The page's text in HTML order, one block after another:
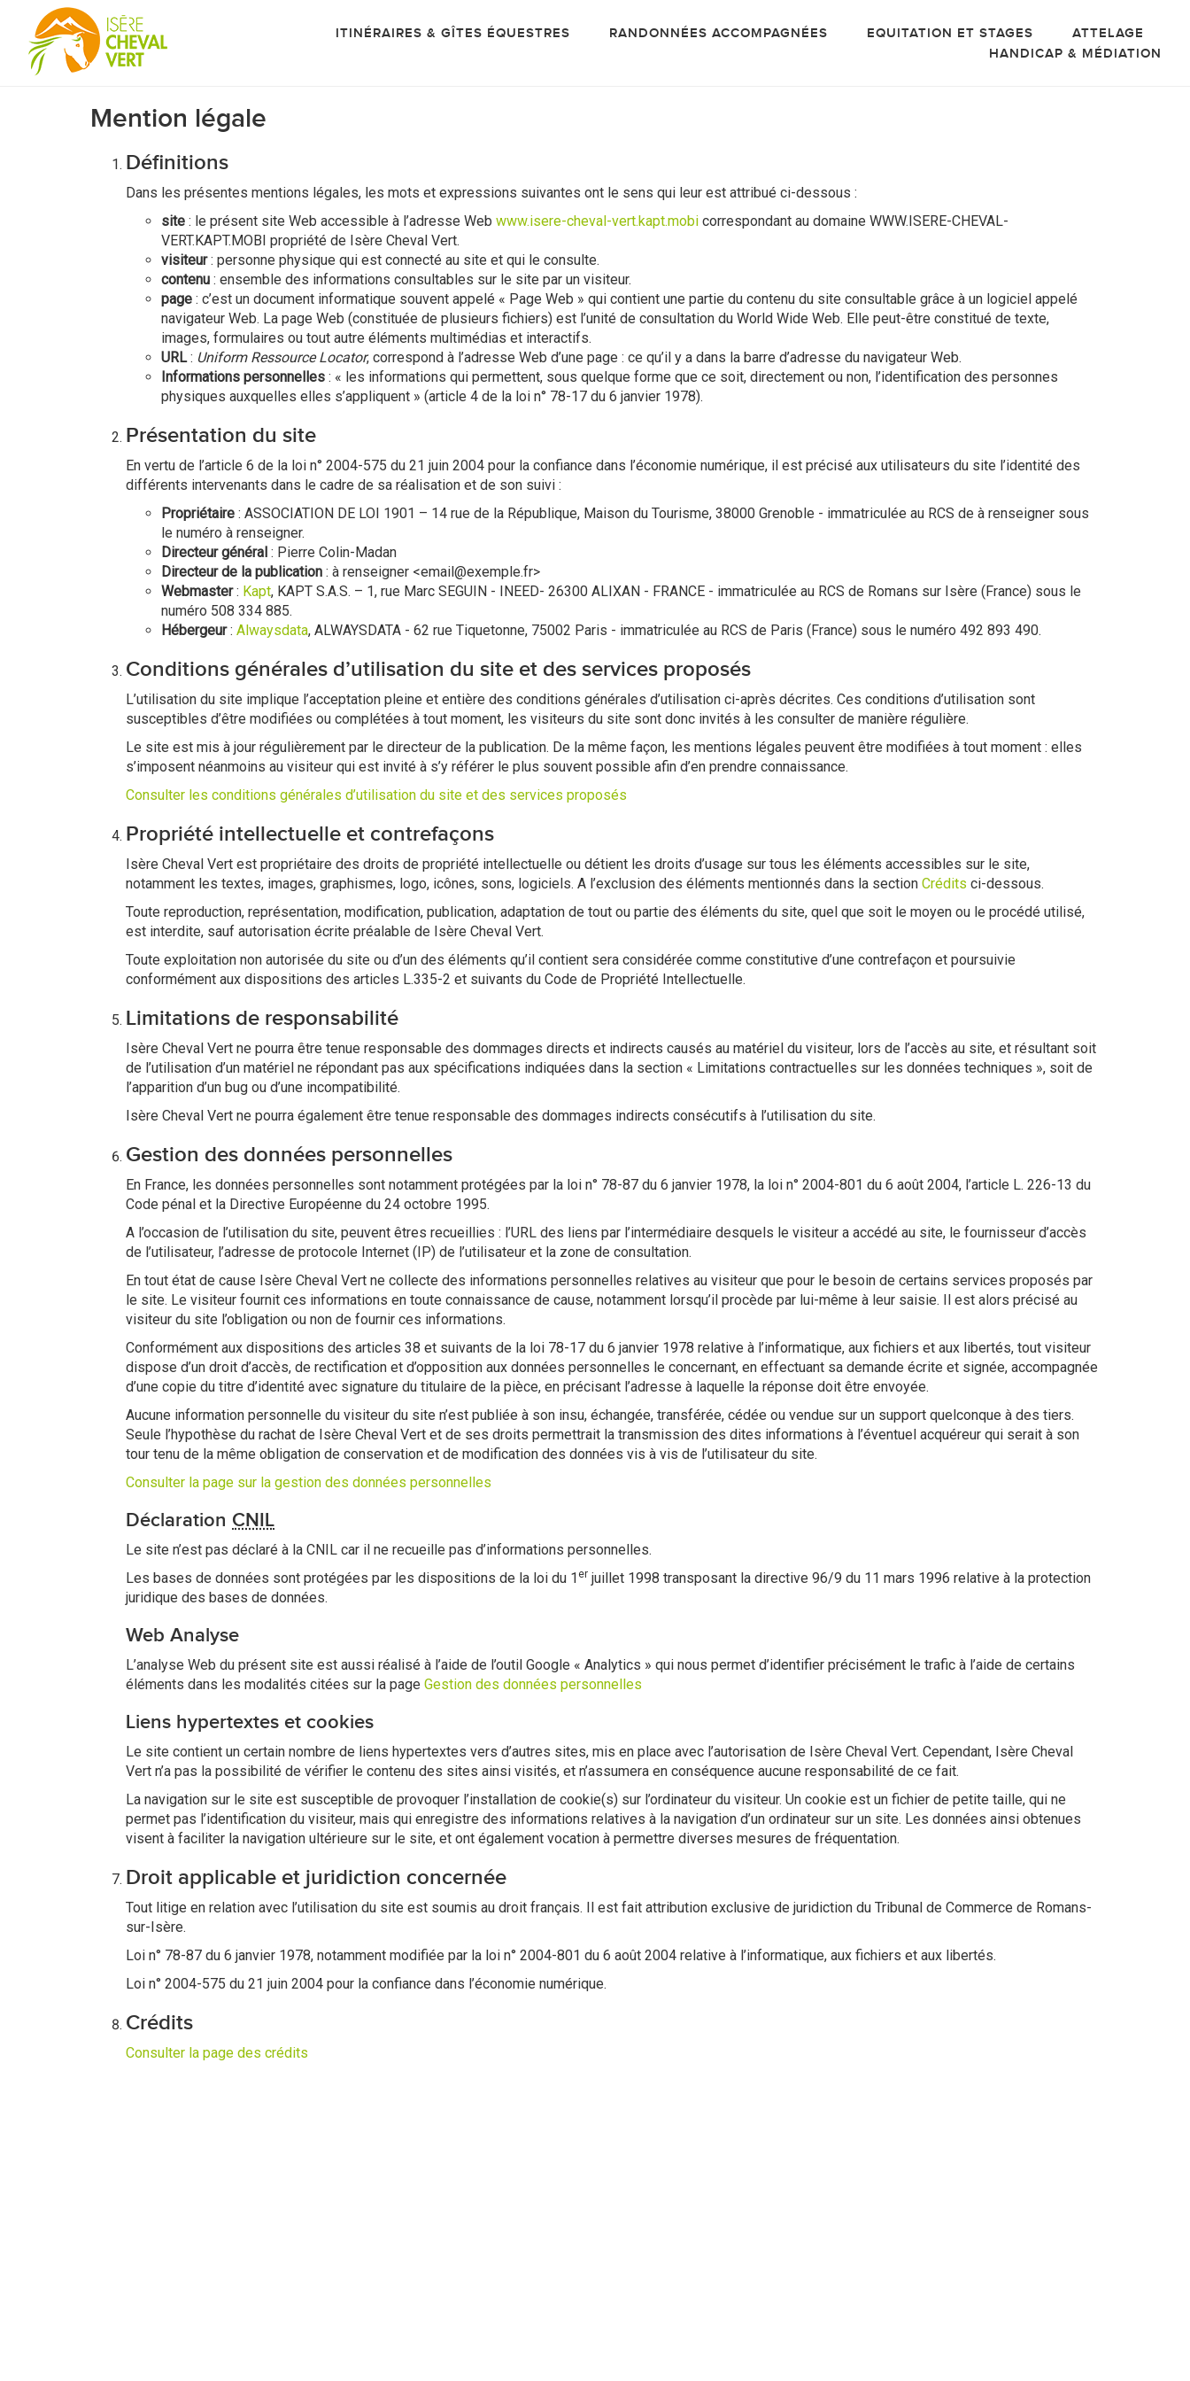
ITINÉRAIRES & GÎTES ÉQUESTRES RANDONNÉES ACCOMPAGNÉES EQUITATION ET STAGES
ATTELAGE
HANDICAP & MÉDIATION
Mention légale
Définitions
Dans les présentes mentions légales, les mots et expressions suivantes ont le sens qui leur est attribué ci-dessous :
site : le présent site Web accessible à l’adresse Web www.isere-cheval-vert.kapt.mobi correspondant au domaine WWW.ISERE-CHEVAL-
VERT.KAPT.MOBI propriété de Isère Cheval Vert.
visiteur: personne physique qui est connecté au site et qui le consulte.
contenu : ensemble des informations consultables sur le site par un visiteur.
page : c’est un document informatique souvent appelé « Page Web » qui contient une partie du contenu du site consultable grâce à un logiciel appelé
navigateur Web. La page Web (constituée de plusieurs fichiers) est l’unité de consultation du World Wide Web. Elle peut-être constitué de texte,
images, formulaires ou tout autre éléments multimédias et interactifs.
URL: Uniform Ressource Locator, correspond à l’adresse Web d’une page : ce qu’il y a dans la barre d’adresse du navigateur Web.
Informations personnelles : « les informations qui permettent, sous quelque forme que ce soit, directement ou non, l’identification des personnes
physiques auxquelles elles s’appliquent » (article 4 de la loi n° 78-17 du 6 janvier 1978).
Présentation du site
En vertu de l’article 6 de la loi n° 2004-575 du 21 juin 2004 pour la confiance dans l’économie numérique, il est précisé aux utilisateurs du site l’identité des
différents intervenants dans le cadre de sa réalisation et de son suivi :
Propriétaire : ASSOCIATION DE LOI 1901 – 14 rue de la République, Maison du Tourisme, 38000 Grenoble - immatriculée au RCS de à renseigner sous
le numéro à renseigner.
Directeur général : Pierre Colin-Madan
Directeur de la publication : à renseigner <email@exemple.fr>
Webmaster: Kapt, KAPT S.A.S. – 1, rue Marc SEGUIN - INEED- 26300 ALIXAN - FRANCE - immatriculée au RCS de Romans sur Isère (France) sous le
numéro 508 334 885.
Hébergeur: Alwaysdata, ALWAYSDATA - 62 rue Tiquetonne, 75002 Paris - immatriculée au RCS de Paris (France) sous le numéro 492 893 490.
Conditions générales d’utilisation du site et des services proposés
L’utilisation du site implique l’acceptation pleine et entière des conditions générales d’utilisation ci-après décrites. Ces conditions d’utilisation sont
susceptibles d’être modifiées ou complétées à tout moment, les visiteurs du site sont donc invités à les consulter de manière régulière.
Le site est mis à jour régulièrement par le directeur de la publication. De la même façon, les mentions légales peuvent être modifiées à tout moment : elles
s’imposent néanmoins au visiteur qui est invité à s’y référer le plus souvent possible afin d’en prendre connaissance.
Consulter les conditions générales d’utilisation du site et des services proposés
Propriété intellectuelle et contrefaçons
Isère Cheval Vert est propriétaire des droits de propriété intellectuelle ou détient les droits d’usage sur tous les éléments accessibles sur le site,
notamment les textes, images, graphismes, logo, icônes, sons, logiciels. A l’exclusion des éléments mentionnés dans la section Crédits ci-dessous.
Toute reproduction, représentation, modification, publication, adaptation de tout ou partie des éléments du site, quel que soit le moyen ou le procédé utilisé,
est interdite, sauf autorisation écrite préalable de Isère Cheval Vert.
Toute exploitation non autorisée du site ou d’un des éléments qu’il contient sera considérée comme constitutive d’une contrefaçon et poursuivie
conformément aux dispositions des articles L.335-2 et suivants du Code de Propriété Intellectuelle.
Limitations de responsabilité
Isère Cheval Vert ne pourra être tenue responsable des dommages directs et indirects causés au matériel du visiteur, lors de l’accès au site, et résultant soit
de l’utilisation d’un matériel ne répondant pas aux spécifications indiquées dans la section « Limitations contractuelles sur les données techniques », soit de
l’apparition d’un bug ou d’une incompatibilité.
Isère Cheval Vert ne pourra également être tenue responsable des dommages indirects consécutifs à l’utilisation du site.
Gestion des données personnelles
En France, les données personnelles sont notamment protégées par la loi n° 78-87 du 6 janvier 1978, la loi n° 2004-801 du 6 août 2004, l’article L. 226-13 du
Code pénal et la Directive Européenne du 24 octobre 1995.
A l’occasion de l’utilisation du site, peuvent êtres recueillies : l’URL des liens par l’intermédiaire desquels le visiteur a accédé au site, le fournisseur d’accès
de l’utilisateur, l’adresse de protocole Internet (IP) de l’utilisateur et la zone de consultation.
En tout état de cause Isère Cheval Vert ne collecte des informations personnelles relatives au visiteur que pour le besoin de certains services proposés par
le site. Le visiteur fournit ces informations en toute connaissance de cause, notamment lorsqu’il procède par lui-même à leur saisie. Il est alors précisé au
visiteur du site l’obligation ou non de fournir ces informations.
Conformément aux dispositions des articles 38 et suivants de la loi 78-17 du 6 janvier 1978 relative à l’informatique, aux fichiers et aux libertés, tout visiteur
dispose d’un droit d’accès, de rectification et d’opposition aux données personnelles le concernant, en effectuant sa demande écrite et signée, accompagnée
d’une copie du titre d’identité avec signature du titulaire de la pièce, en précisant l’adresse à laquelle la réponse doit être envoyée.
Aucune information personnelle du visiteur du site n’est publiée à son insu, échangée, transférée, cédée ou vendue sur un support quelconque à des tiers.
Seule l’hypothèse du rachat de Isère Cheval Vert et de ses droits permettrait la transmission des dites informations à l’éventuel acquéreur qui serait à son
tour tenu de la même obligation de conservation et de modification des données vis à vis de l’utilisateur du site.
Consulter la page sur la gestion des données personnelles
Déclaration CNIL
Le site n’est pas déclaré à la CNIL car il ne recueille pas d’informations personnelles.
Les bases de données sont protégées par les dispositions de la loi du 1 er juillet 1998 transposant la directive 96/9 du 11 mars 1996 relative à la protection
juridique des bases de données.
Web Analyse
L’analyse Web du présent site est aussi réalisé à l’aide de l’outil Google « Analytics » qui nous permet d’identifier précisément le trafic à l’aide de certains
éléments dans les modalités citées sur la page Gestion des données personnelles
Liens hypertextes et cookies
Le site contient un certain nombre de liens hypertextes vers d’autres sites, mis en place avec l’autorisation de Isère Cheval Vert. Cependant, Isère Cheval
Vert n’a pas la possibilité de vérifier le contenu des sites ainsi visités, et n’assumera en conséquence aucune responsabilité de ce fait.
La navigation sur le site est susceptible de provoquer l’installation de cookie(s) sur l’ordinateur du visiteur. Un cookie est un fichier de petite taille, qui ne
permet pas l’identification du visiteur, mais qui enregistre des informations relatives à la navigation d’un ordinateur sur un site. Les données ainsi obtenues
visent à faciliter la navigation ultérieure sur le site, et ont également vocation à permettre diverses mesures de fréquentation.
Droit applicable et juridiction concernée
Tout litige en relation avec l’utilisation du site est soumis au droit français. Il est fait attribution exclusive de juridiction du Tribunal de Commerce de Romans-
sur-Isère.
Loi n° 78-87 du 6 janvier 1978, notamment modifiée par la loi n° 2004-801 du 6 août 2004 relative à l’informatique, aux fichiers et aux libertés.
Loi n° 2004-575 du 21 juin 2004 pour la confiance dans l’économie numérique.
Crédits
Consulter la page des crédits